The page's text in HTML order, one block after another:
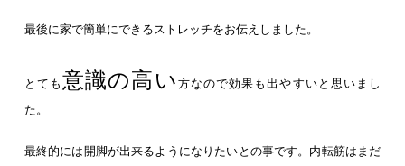
最後に家で簡単にできるストレッチをお伝えしました。
とても 意識の高い 方なので効果も出やすいと思いまし
た。
最終的には開脚が出来るようになりたいとの事です。内転筋はまだ